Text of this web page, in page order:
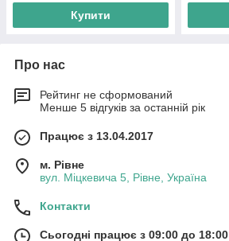
Купити
Про нас
Рейтинг не сформований
Менше 5 відгуків за останній рік
Працює з 13.04.2017
м. Рівне
вул. Міцкевича 5, Рівне, Україна
Контакти
Сьогодні працює з 09:00 до 18:00